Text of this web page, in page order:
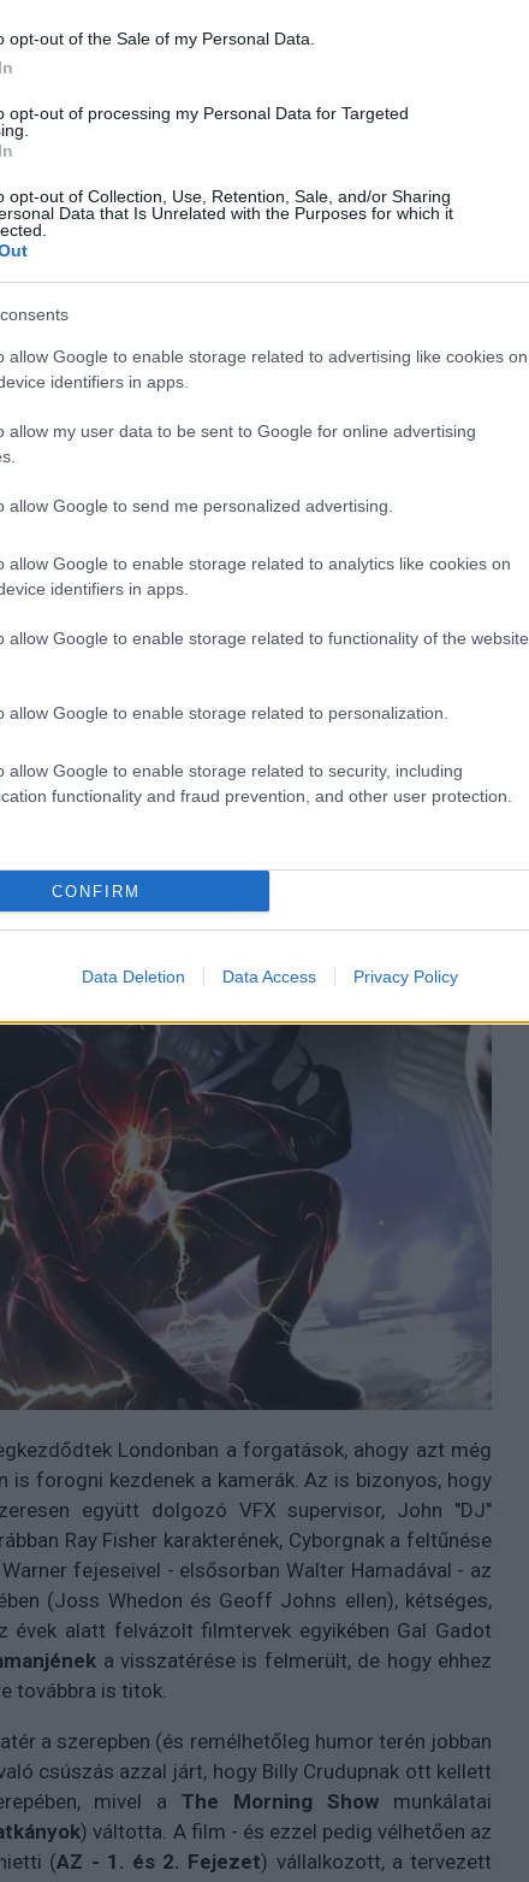
opt-out of the Sale of my Personal Data.
opt-out of processing my Personal Data for Targeted
opt-out of Collection, Use, Retention, Sale, and/or Sharing
Data that Is Unrelated with the Purposes for which it
allow Google to enable storage related to advertising like cookies on
identifiers in apps.
allow my user data to be sent to Google for online advertising
allow Google to send me personalized advertising.
allow Google to enable storage related to analytics like cookies on
identifiers in apps.
allow Google to enable storage related to functionality of the website
allow Google to enable storage related to personalization.
allow Google to enable storage related to security, including
functionality and fraud prevention, and other user protection.
CONFIRM
Data Deletion Data Access Privacy Policy
Flash film forgatása
után elkezdődött a Flash-mozifilm forgatása. Az
de annyiszor változtattak koncepciót, rendezőt,
volt követni. Egy adott ponton már a címszerepet
nekiállni egy forgatókönyvnek. Persze nem
menesztésével és az ő terveinek a kukázásával
és a rendező hiába kapta meg nemrég a maga 4
kívánja megtenni, hogy nem csupán Ben Affleck
Tim Burton klasszikusa, a
Keaton elejtette, hogy mégsem biztos, hogy
óvintézkedések számlájára írható és hogy ő már a
Londonban a forgatások, ahogy azt még
is forogni kezdenek a kamerák. Az is bizonyos, hogy
együtt dolgozó VFX supervisor, John "DJ"
Ray Fisher karakterének, Cyborgnak a feltűnése
fejeseivel - elsősorban Walter Hamadával - az
(Joss Whedon és Geoff Johns ellen), kétséges,
évek alatt felvázolt filmtervek egyikében Gal Gadot
a visszatérése is felmerült, de hogy ehhez
továbbra is titok.
a szerepben (és remélhetőleg humor terén jobban
csúszás azzal járt, hogy Billy Crudupnak ott kellett
mivel aThe Morning Show munkálatai
) váltotta. A film - és ezzel pedig vélhetően az
(AZ - 1. és 2. Fejezet) vállalkozott, a tervezett